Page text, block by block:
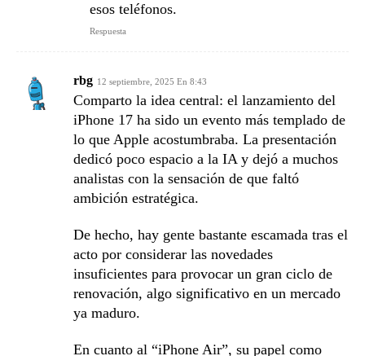
esos teléfonos.
Respuesta
rbg 12 septiembre, 2025 En 8:43
Comparto la idea central: el lanzamiento del
iPhone 17 ha sido un evento más templado de
lo que Apple acostumbraba. La presentación
dedicó poco espacio a la IA y dejó a muchos
analistas con la sensación de que faltó
ambición estratégica.
De hecho, hay gente bastante escamada tras el
acto por considerar las novedades
insuficientes para provocar un gran ciclo de
renovación, algo significativo en un mercado
ya maduro.
En cuanto al “iPhone Air”, su papel como